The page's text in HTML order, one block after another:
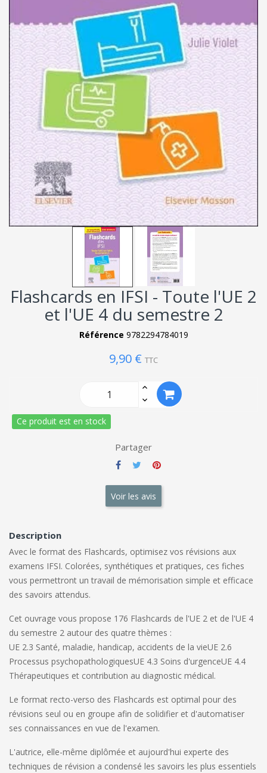
Flashcards en IFSI - Toute l'UE 2
et l'UE 4 du semestre 2
Référence 9782294784019
9,90 € TTC
Ce produit est en stock
Partager
Voir les avis
Description
Avec le format des Flashcards, optimisez vos révisions aux
examens IFSI. Colorées, synthétiques et pratiques, ces fiches
vous permettront un travail de mémorisation simple et efficace
des savoirs attendus.
Cet ouvrage vous propose 176 Flashcards de l'UE 2 et de l'UE 4
du semestre 2 autour des quatre thèmes :
UE 2.3 Santé, maladie, handicap, accidents de la vieUE 2.6
Processus psychopathologiquesUE 4.3 Soins d'urgenceUE 4.4
Thérapeutiques et contribution au diagnostic médical.
Le format recto-verso des Flashcards est optimal pour des
révisions seul ou en groupe afin de solidifier et d'automatiser
ses connaissances en vue de l'examen.
L'autrice, elle-même diplômée et aujourd'hui experte des
techniques de révision a condensé les savoirs les plus essentiels